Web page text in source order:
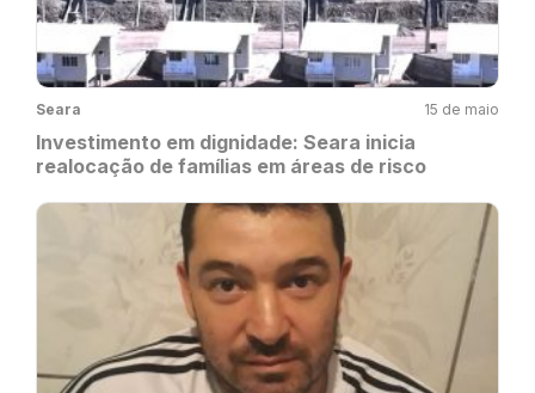
Seara 15 de maio
Investimento em dignidade: Seara inicia
realocação de famílias em áreas de risco